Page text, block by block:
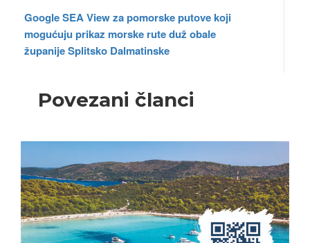
Google SEA View za pomorske putovekoji
mogućuju prikaz morske rute duž obale
županijeSplitsko Dalmatinske
Povezani članci